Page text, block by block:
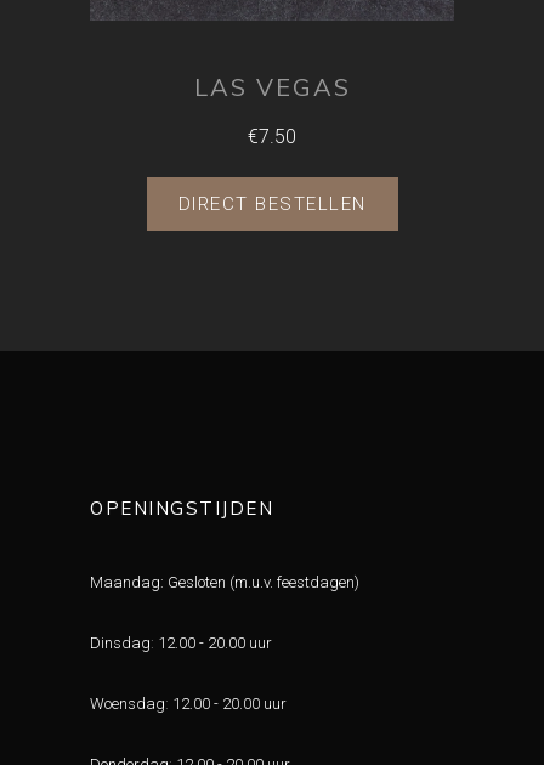
LAS VEGAS
€7.50
DIRECT BESTELLEN
OPENINGSTIJDEN
Maandag: Gesloten (m.u.v. feestdagen)
Dinsdag: 12.00 - 20.00 uur
Woensdag: 12.00 - 20.00 uur